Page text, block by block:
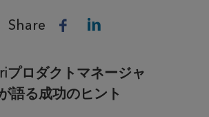
Share
プロダクトマネージャ
語る成功のヒント